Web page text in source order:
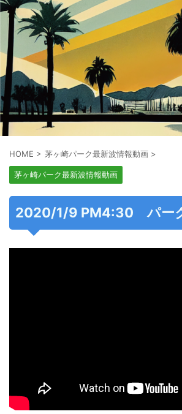
HOME > 茅ヶ崎パーク最新波情報動画 >
茅ヶ崎パーク最新波情報動画
2020/1/9 PM4:30 パー